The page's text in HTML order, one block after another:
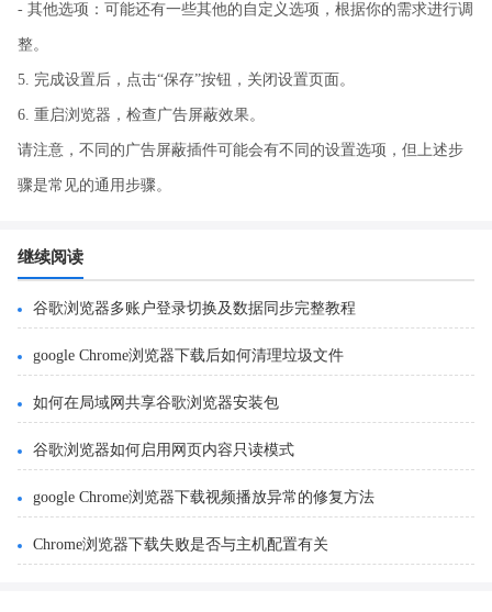
- 其他选项：可能还有一些其他的自定义选项，根据你的需求进行调
整。
5. 完成设置后，点击“保存”按钮，关闭设置页面。
6. 重启浏览器，检查广告屏蔽效果。
请注意，不同的广告屏蔽插件可能会有不同的设置选项，但上述步
骤是常见的通用步骤。
继续阅读
谷歌浏览器多账户登录切换及数据同步完整教程
google Chrome浏览器下载后如何清理垃圾文件
如何在局域网共享谷歌浏览器安装包
谷歌浏览器如何启用网页内容只读模式
google Chrome浏览器下载视频播放异常的修复方法
Chrome浏览器下载失败是否与主机配置有关